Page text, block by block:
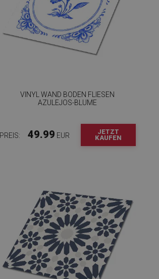
VINYL WAND BODEN FLIESEN
AZULEJOS-BLUME
PREIS: 49.99 EUR
JETZT
KAUFEN